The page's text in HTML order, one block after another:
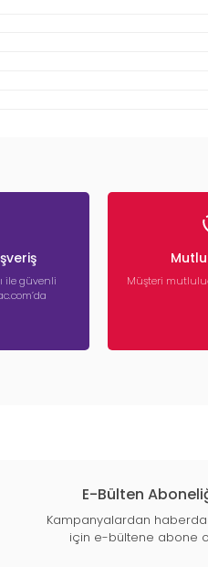
ile güvenli
Müşteri
E-Bülten
Kampanyalardan
için e-bültene abone